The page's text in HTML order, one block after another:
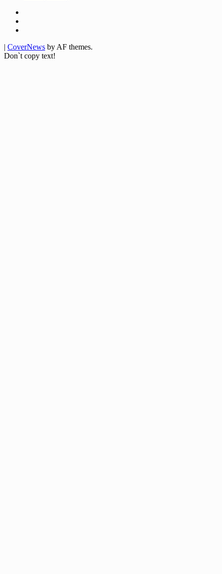
| CoverNews by AF themes.
Don`t copy text!